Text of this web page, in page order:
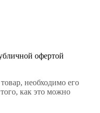
офертой
необходимо его
того, как это можно